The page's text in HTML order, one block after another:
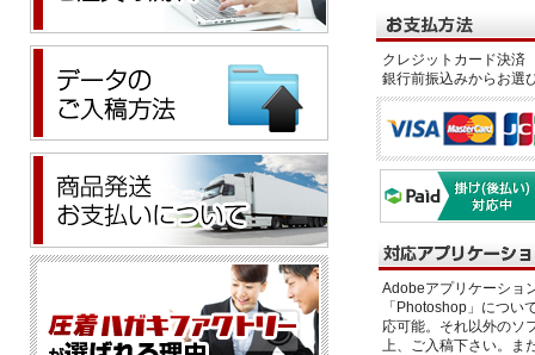
クレジットカード決
銀行前振込みからお選
Adobeアプリケーショ
「Photoshop」につい
応可能。それ以外のソ
上、ご入稿下さい。ま